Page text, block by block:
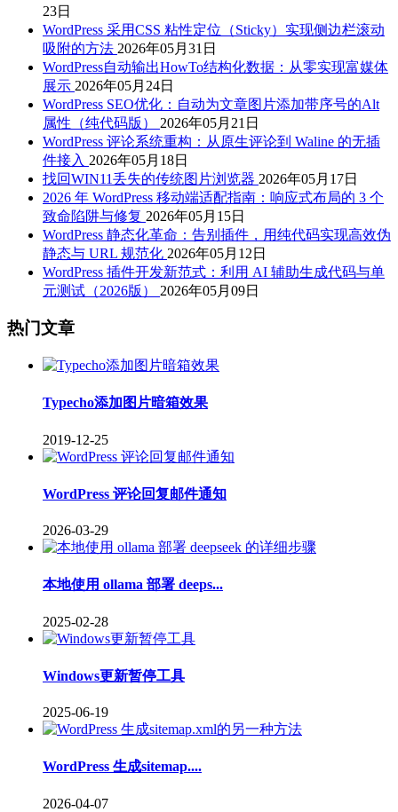
23日
WordPress 采用CSS 粘性定位（Sticky）实现侧边栏滚动
吸附的方法 2026年05月31日
WordPress自动输出HowTo结构化数据：从零实现富媒体
展示 2026年05月24日
WordPress SEO优化：自动为文章图片添加带序号的Alt
属性（纯代码版） 2026年05月21日
WordPress 评论系统重构：从原生评论到 Waline 的无插
件接入 2026年05月18日
找回WIN11丢失的传统图片浏览器 2026年05月17日
2026 年 WordPress 移动端适配指南：响应式布局的 3 个
致命陷阱与修复 2026年05月15日
WordPress 静态化革命：告别插件，用纯代码实现高效伪
静态与 URL 规范化 2026年05月12日
WordPress 插件开发新范式：利用 AI 辅助生成代码与单
元测试（2026版） 2026年05月09日
热门文章
Typecho添加图片暗箱效果
2019-12-25
WordPress 评论回复邮件通知
2026-03-29
本地使用 ollama 部署 deeps...
2025-02-28
Windows更新暂停工具
2025-06-19
WordPress 生成sitemap....
2026-04-07